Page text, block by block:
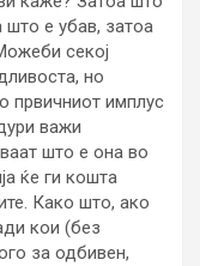
што е убав, затоа
секој
но
првичниот имплус
важи
што е она во
ќе ги кошта
Како што, ако
кои (без
за одбивен,